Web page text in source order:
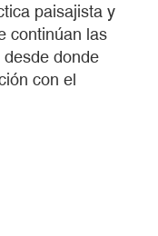
paisajista y
continúan las
donde
con el